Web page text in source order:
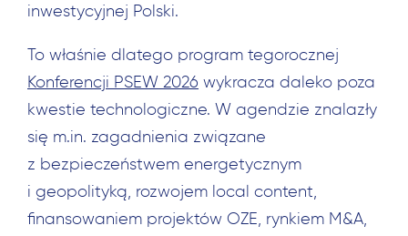
inwestycyjnej Polski.
To właśnie dlatego program tegorocznej
Konferencji PSEW 2026 wykracza daleko poza
kwestie technologiczne. W agendzie znalazły
się m.in. zagadnienia związane
z bezpieczeństwem energetycznym
i geopolityką, rozwojem local content,
finansowaniem projektów OZE, rynkiem M&A,